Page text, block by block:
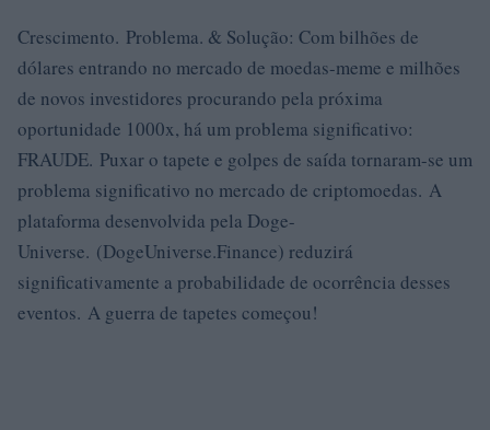
Crescimento. Problema. & Solução: Com bilhões de
dólares entrando no mercado de moedas-meme e milhões
de novos investidores procurando pela próxima
oportunidade 1000x, há um problema significativo:
FRAUDE. Puxar o tapete e golpes de saída tornaram-se um
problema significativo no mercado de criptomoedas. A
plataforma desenvolvida pela Doge-
Universe. (DogeUniverse.Finance) reduzirá
significativamente a probabilidade de ocorrência desses
eventos. A guerra de tapetes começou!